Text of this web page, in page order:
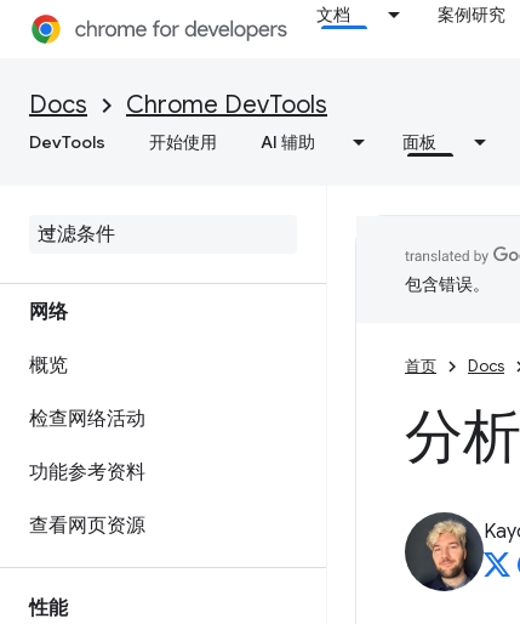
文档 案例研究
Docs Chrome DevTools
DevTools 开始使用 AI 辅助 面板
设置工作区以保存对源文件所做
的更改
在本地替换 Web 内容和 HTTP
响应标头
调试 C/C++ Web
网络
概览
检查网络活动
功能参考资料
查看网页资源
性能
包含错误。
首页 Docs
分